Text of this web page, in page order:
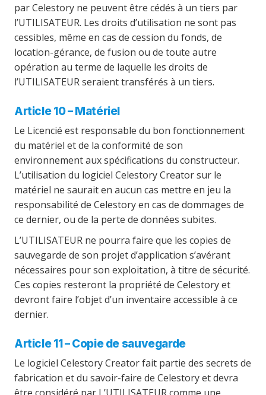
par Celestory ne peuvent être cédés à un tiers par
l’UTILISATEUR. Les droits d’utilisation ne sont pas
cessibles, même en cas de cession du fonds, de
location-gérance, de fusion ou de toute autre
opération au terme de laquelle les droits de
l’UTILISATEUR seraient transférés à un tiers.
Article 10 – Matériel
Le Licencié est responsable du bon fonctionnement
du matériel et de la conformité de son
environnement aux spécifications du constructeur.
L’utilisation du logiciel Celestory Creator sur le
matériel ne saurait en aucun cas mettre en jeu la
responsabilité de Celestory en cas de dommages de
ce dernier, ou de la perte de données subites.
L’UTILISATEUR ne pourra faire que les copies de
sauvegarde de son projet d’application s’avérant
nécessaires pour son exploitation, à titre de sécurité.
Ces copies resteront la propriété de Celestory et
devront faire l’objet d’un inventaire accessible à ce
dernier.
Article 11 – Copie de sauvegarde
Le logiciel Celestory Creator fait partie des secrets de
fabrication et du savoir-faire de Celestory et devra